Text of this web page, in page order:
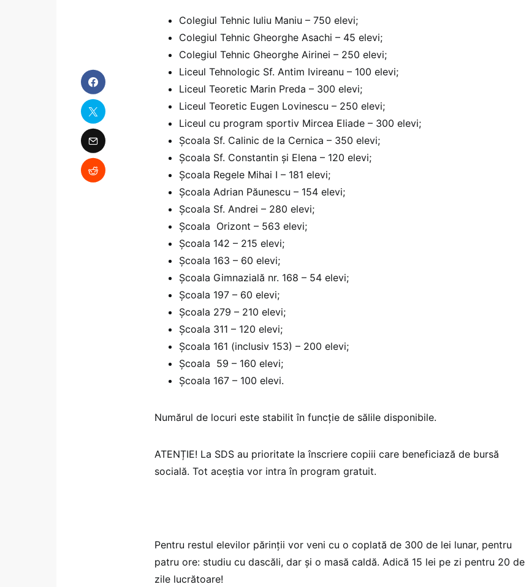
Colegiul Tehnic Iuliu Maniu – 750 elevi;
Colegiul Tehnic Gheorghe Asachi – 45 elevi;
Colegiul Tehnic Gheorghe Airinei – 250 elevi;
Liceul Tehnologic Sf. Antim Ivireanu – 100 elevi;
Liceul Teoretic Marin Preda – 300 elevi;
Liceul Teoretic Eugen Lovinescu – 250 elevi;
Liceul cu program sportiv Mircea Eliade – 300 elevi;
Școala Sf. Calinic de la Cernica – 350 elevi;
Școala Sf. Constantin și Elena – 120 elevi;
Școala Regele Mihai I – 181 elevi;
Școala Adrian Păunescu – 154 elevi;
Școala Sf. Andrei – 280 elevi;
Școala Orizont – 563 elevi;
Școala 142 – 215 elevi;
Școala 163 – 60 elevi;
Școala Gimnazială nr. 168 – 54 elevi;
Școala 197 – 60 elevi;
Școala 279 – 210 elevi;
Școala 311 – 120 elevi;
Școala 161 (inclusiv 153) – 200 elevi;
Școala 59 – 160 elevi;
Școala 167 – 100 elevi.
Numărul de locuri este stabilit în funcție de sălile disponibile.
ATENȚIE! La SDS au prioritate la înscriere copiii care beneficiază de bursă
socială. Tot aceștia vor intra în program gratuit.
Pentru restul elevilor părinții vor veni cu o coplată de 300 de lei lunar, pentru
patru ore: studiu cu dascăli, dar și o masă caldă. Adică 15 lei pe zi pentru 20 de
zile lucrătoare!